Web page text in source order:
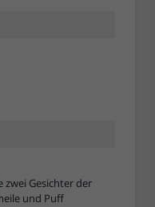
zwei Gesichter der
und Puff